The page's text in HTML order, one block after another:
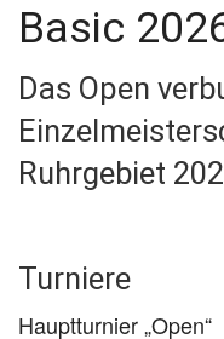
Basic
Das Open
Ruhrgebiet
Turniere
Hauptturnier „Open“